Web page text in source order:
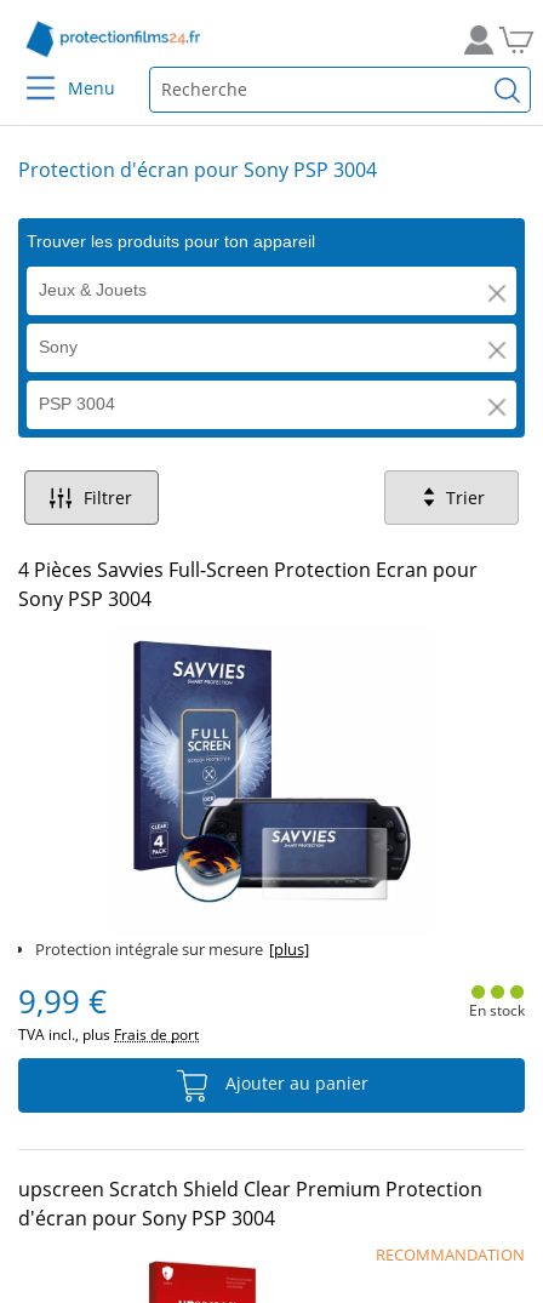
Menu
Protection d'écran pour Sony PSP 3004
Trouver les produits pour ton appareil
Jeux & Jouets
Sony
PSP 3004
Filtrer Trier
4 Pièces Savvies Full-Screen Protection Ecran pour
Sony PSP 3004
Protection intégrale sur mesure [plus]
9,99 €
TVA incl., plus Frais de port
En stock
Ajouter au panier
upscreen Scratch Shield Clear Premium Protection
d'écran pour Sony PSP 3004
RECOMMANDATION